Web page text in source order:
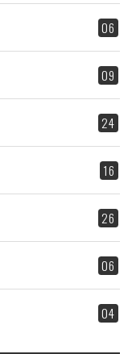
06
09
24
16
26
06
04